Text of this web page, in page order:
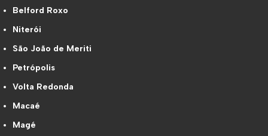
Belford Roxo
Niterói
São João de Meriti
Petrópolis
Volta Redonda
Macaé
Magé